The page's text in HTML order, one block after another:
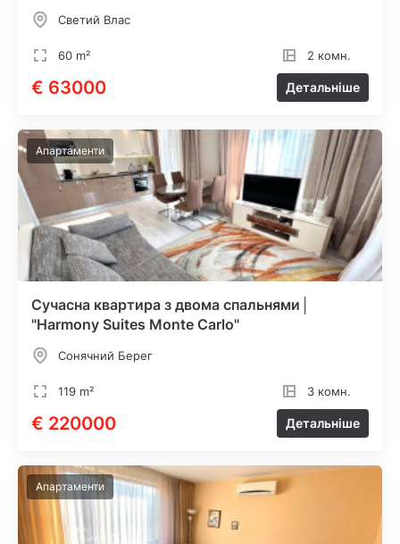
Светий Влас
60 m² 2 комн.
€ 63000 Детальніше
Апартаменти
Сучасна квартира з двома спальнями│
"Harmony Suites Monte Carlo"
Сонячний Берег
119 m² 3 комн.
€ 220000 Детальніше
Апартаменти